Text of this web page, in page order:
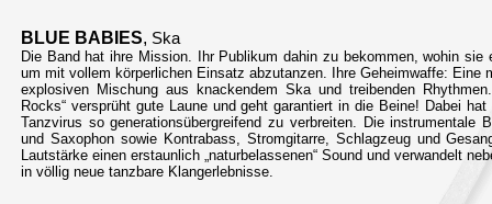
BLUE BABIES, Ska
Die Band hat ihre Mission. Ihr Publikum dahin zu bekommen, wohin
um mit vollem körperlichen Einsatz abzutanzen. Ihre Geheimwaffe: Eine
explosiven Mischung aus knackendem Ska und treibenden
Rocks“ versprüht gute Laune und geht garantiert in die Beine! Dabei
Tanzvirus so generationsübergreifend zu verbreiten. Die instrumentale
und Saxophon sowie Kontrabass, Stromgitarre, Schlagzeug und
Lautstärke einen erstaunlich „naturbelassenen“ Sound und verwandelt
in völlig neue tanzbare Klangerlebnisse.